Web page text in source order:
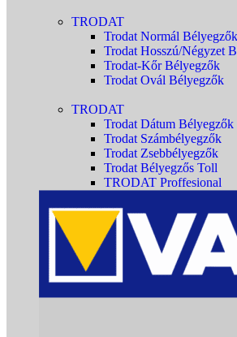
TRODAT
Trodat Normál Bélyegzők
Trodat Hosszú/Négyzet
Trodat-Kőr Bélyegzők
Trodat Ovál Bélyegzők
TRODAT
Trodat Dátum Bélyegzők
Trodat Számbélyegzők
Trodat Zsebbélyegzők
Trodat Bélyegzős Toll
TRODAT Proffesional